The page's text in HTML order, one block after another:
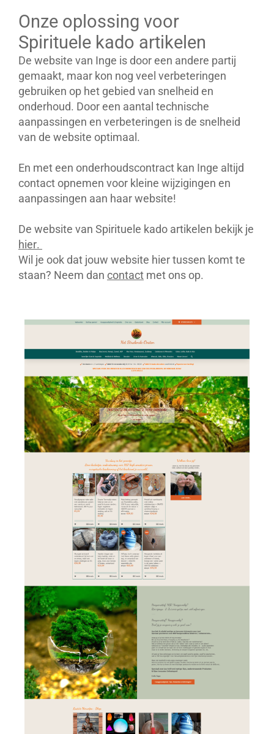
Onze oplossing voor
Spirituele kado artikelen
De website van Inge is door een andere partij
gemaakt, maar kon nog veel verbeteringen
gebruiken op het gebied van snelheid en
onderhoud. Door een aantal technische
aanpassingen en verbeteringen is de snelheid
van de website optimaal.
En met een onderhoudscontract kan Inge altijd
contact opnemen voor kleine wijzigingen en
aanpassingen aan haar website!
De website van Spirituele kado artikelen bekijk je
hier.
Wil je ook dat jouw website hier tussen komt te
staan? Neem dan contact met ons op.